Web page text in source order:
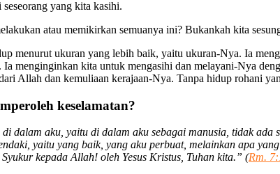
seseorang yang kita kasihi.
atau memikirkan semuanya ini? Bukankah kita
menurut ukuran yang lebih baik, yaitu ukuran-Nya. Ia
menginginkan kita untuk mengasihi dan melayani-Nya
Allah dan kemuliaan kerajaan-Nya. Tanpa hidup rohani
keselamatan?
dalam aku, yaitu di dalam aku sebagai manusia, tidak
yaitu yang baik, yang aku perbuat, melainkan apa
kepada Allah! oleh Yesus Kristus, Tuhan kita.” (Rm.